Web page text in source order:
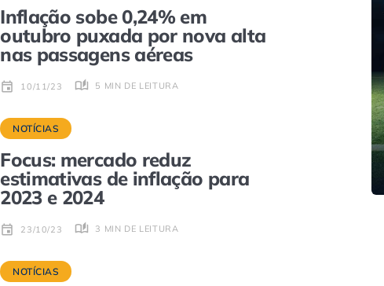
Inflação sobe 0,24% em
outubro puxada por nova alta
nas passagens aéreas
10/11/23 5 MIN DE LEITURA
NOTÍCIAS
Focus: mercado reduz
estimativas de inflação para
2023 e 2024
23/10/23 3 MIN DE LEITURA
NOTÍCIAS